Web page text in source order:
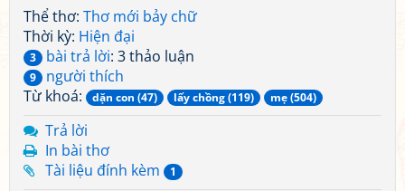
Thể thơ: Thơ mới bảy chữ
Thời kỳ: Hiện đại
3 bài trả lời: 3 thảo luận
9
người thích
Từ khoá:
dặn con (47) lấy chồng (119) mẹ (504)
Trả lời
In bài thơ
Tài liệu đính kèm
1